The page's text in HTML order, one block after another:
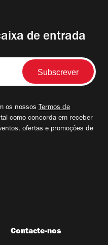
de entrada
os nossos Termos de
como concorda em receber
ofertas e promoções de
Contacte-nos